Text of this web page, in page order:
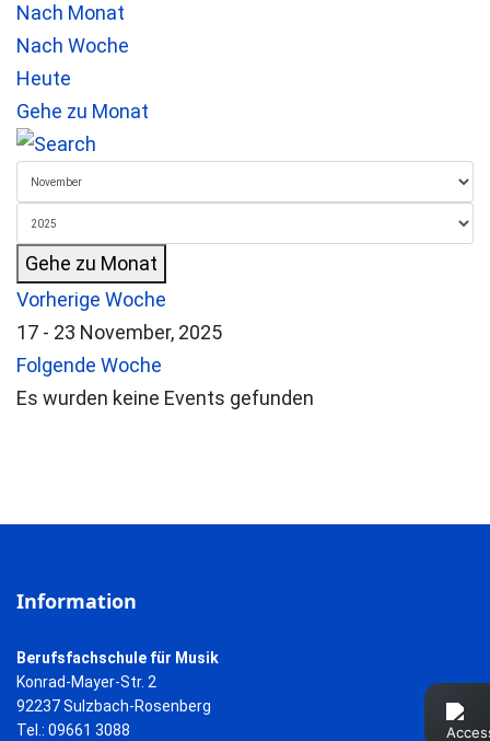
Nach Monat
Nach Woche
Heute
Gehe zu Monat
Gehe zu Monat
Vorherige Woche
17 - 23 November, 2025
Folgende Woche
Es wurden keine Events gefunden
Information
Berufsfachschule für Musik
Konrad-Mayer-Str. 2
92237 Sulzbach-Rosenberg
Tel.: 09661 3088